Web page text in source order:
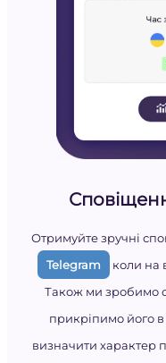
Отримуйте зручні
Telegram
коли на
Також ми зробимо
прикріпимо його
визначити характер